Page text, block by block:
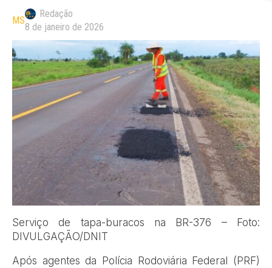
MS
Redação
8 de janeiro de 2026
Serviço de tapa-buracos na BR-376 – Foto:
DIVULGAÇÃO/DNIT
Após agentes da Polícia Rodoviária Federal (PRF)